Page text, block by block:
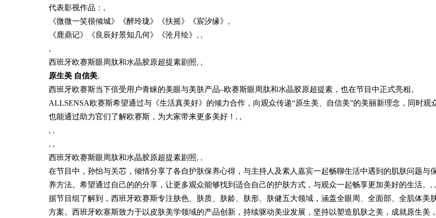
代表影视作品： ,
《微微一笑很倾城》《醉玲珑》《扶摇》《宸汐缘》 ,
《鹿鼎记》《良辰好景知几何》《沧月绘》 , ,
,
西班牙欧赛斯眼周肽和水晶胶原超提素剧照, ,
原生美 自信美,
西班牙欧赛斯当下倍受用户青睐的美眼与美肤产品–欧赛斯眼周肽和水晶胶原超提素，也在节目中正式亮相。
ALLSENSA欧赛斯希望通过与《生活真美好》的倾力合作，向观众传递“原生美、自信美”的美丽新理念，同时观
也能通过助力官们了解欧赛斯，为大家带来更多美好！ , ,
, ,
, ,
西班牙欧赛斯眼周肽和水晶胶原超提素剧照, ,
在节目中，孙怡与关芯，倾情分享了各自护肤保养心得，与主持人及素人嘉宾一起畅聊生活中遇到的肌肤问题与
养方法。希望通过自己的的分享，让更多观众能够找到适合自己的护肤方式，与观众一起畅享更加美好的生活。 , ,
据节目组了解到，西班牙欧赛斯专注肤色、肤质、肤龄、肤形、肤健五大领域，涵盖全眼周、全面部、全肌体美
方案。西班牙欧塞斯致力于以皮肤美学领域的产品创新，持续驱动美业发展，坚持以塑造肌肤之美，成就原生美，